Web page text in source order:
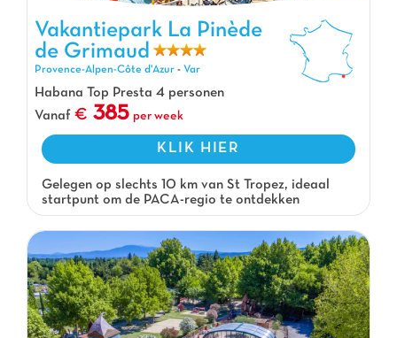
Vakantiepark La Pinède de Grimaud, Vakantiepark Provence-Alpen-
Côte d'Azur
Vakantiepark La Pinède
de Grimaud
Provence-Alpen-Côte d'Azur - Var
Habana Top Presta 4 personen
Vanaf
385 per week
KLIK HIER
Gelegen op slechts 10 km van St Tropez, ideaal
startpunt om de PACA-regio te ontdekken